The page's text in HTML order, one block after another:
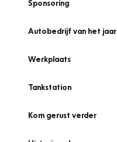
Sponsoring
Autobedrijf van het jaar
Werkplaats
Tankstation
Kom gerust verder